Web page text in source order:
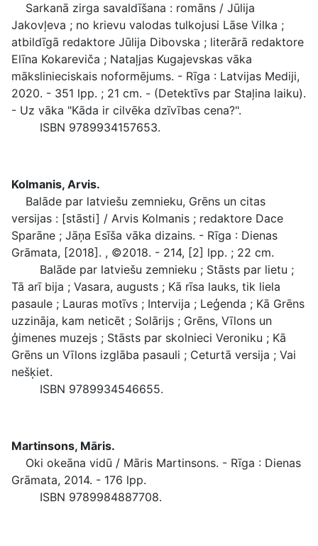
Sarkanā zirga savaldīšana : romāns / Jūlija
Jakovļeva ; no krievu valodas tulkojusi Lāse Vilka ;
atbildīgā redaktore Jūlija Dibovska ; literārā redaktore
Elīna Kokareviča ; Nataļjas Kugajevskas vāka
mākslinieciskais noformējums. - Rīga : Latvijas Mediji,
2020. - 351 lpp. ; 21 cm. - (Detektīvs par Staļina laiku).
- Uz vāka "Kāda ir cilvēka dzīvības cena?".
ISBN 9789934157653.
Kolmanis, Arvis.
Balāde par latviešu zemnieku, Grēns un citas
versijas : [stāsti] / Arvis Kolmanis ; redaktore Dace
Sparāne ; Jāņa Esīša vāka dizains. - Rīga : Dienas
Grāmata, [2018]. , ©2018. - 214, [2] lpp. ; 22 cm.
Balāde par latviešu zemnieku ; Stāsts par lietu ;
Tā arī bija ; Vasara, augusts ; Kā rīsa lauks, tik liela
pasaule ; Lauras motīvs ; Intervija ; Leģenda ; Kā Grēns
uzzināja, kam neticēt ; Solārijs ; Grēns, Vīlons un
ģimenes muzejs ; Stāsts par skolnieci Veroniku ; Kā
Grēns un Vīlons izglāba pasauli ; Ceturtā versija ; Vai
nešķiet.
ISBN 9789934546655.
Martinsons, Māris.
Oki okeāna vidū / Māris Martinsons. - Rīga : Dienas
Grāmata, 2014. - 176 lpp.
ISBN 9789984887708.